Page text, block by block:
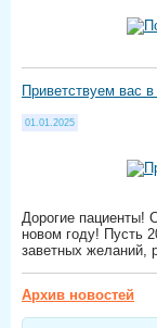
Приветствуем вас
01.01.2025
Дорогие пациенты!
новом году! Пусть
заветных желаний,
Архив новостей